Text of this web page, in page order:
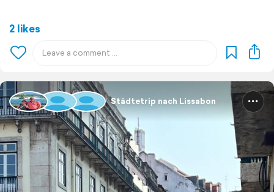
2 likes
Städtetrip nach Lissabon